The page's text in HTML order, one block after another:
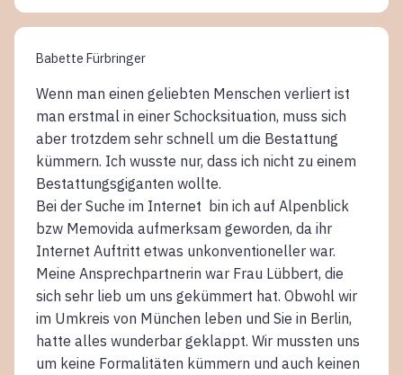
Babette Fürbringer
Wenn man einen geliebten Menschen verliert ist
man erstmal in einer Schocksituation, muss sich
aber trotzdem sehr schnell um die Bestattung
kümmern. Ich wusste nur, dass ich nicht zu einem
Bestattungsgiganten wollte.
Bei der Suche im Internet bin ich auf Alpenblick
bzw Memovida aufmerksam geworden, da ihr
Internet Auftritt etwas unkonventioneller war.
Meine Ansprechpartnerin war Frau Lübbert, die
sich sehr lieb um uns gekümmert hat. Obwohl wir
im Umkreis von München leben und Sie in Berlin,
hatte alles wunderbar geklappt. Wir mussten uns
um keine Formalitäten kümmern und auch keinen